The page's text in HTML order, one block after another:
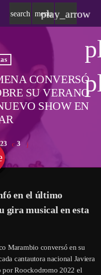
search menu
play_arrow
CONVERSÓ
SU VERANO
SHOW EN
MAR
3
en el último
gira musical en esta
Marambio conversó en su
cantautora nacional Javiera
por Roockodromo 2022 el